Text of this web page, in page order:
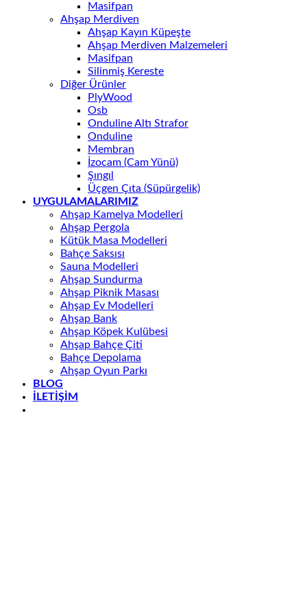
Masifpan
Ahşap Merdiven
Ahşap Kayın Küpeşte
Ahşap Merdiven Malzemeleri
Masifpan
Silinmiş Kereste
Diğer Ürünler
PlyWood
Osb
Onduline Altı Strafor
Onduline
Membran
İzocam (Cam Yünü)
Şıngıl
Üçgen Çıta (Süpürgelik)
UYGULAMALARIMIZ
Ahşap Kamelya Modelleri
Ahşap Pergola
Kütük Masa Modelleri
Bahçe Saksısı
Sauna Modelleri
Ahşap Sundurma
Ahşap Piknik Masası
Ahşap Ev Modelleri
Ahşap Bank
Ahşap Köpek Kulübesi
Ahşap Bahçe Çiti
Bahçe Depolama
Ahşap Oyun Parkı
BLOG
İLETİŞİM